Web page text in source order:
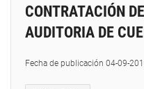
CONTRATACIÓN
AUDITORIA DE
Fecha de publicación 04-09-